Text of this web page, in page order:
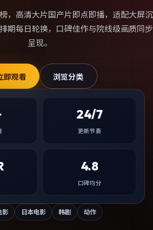
， 高清大片国产片即点即播，适配大屏沉
期每日轮换，口碑佳作与院线级画质同步
呈现。
即观看 浏览分类
24/7
更新节奏
4.8
口碑均分
影 日本电影 韩剧 动作